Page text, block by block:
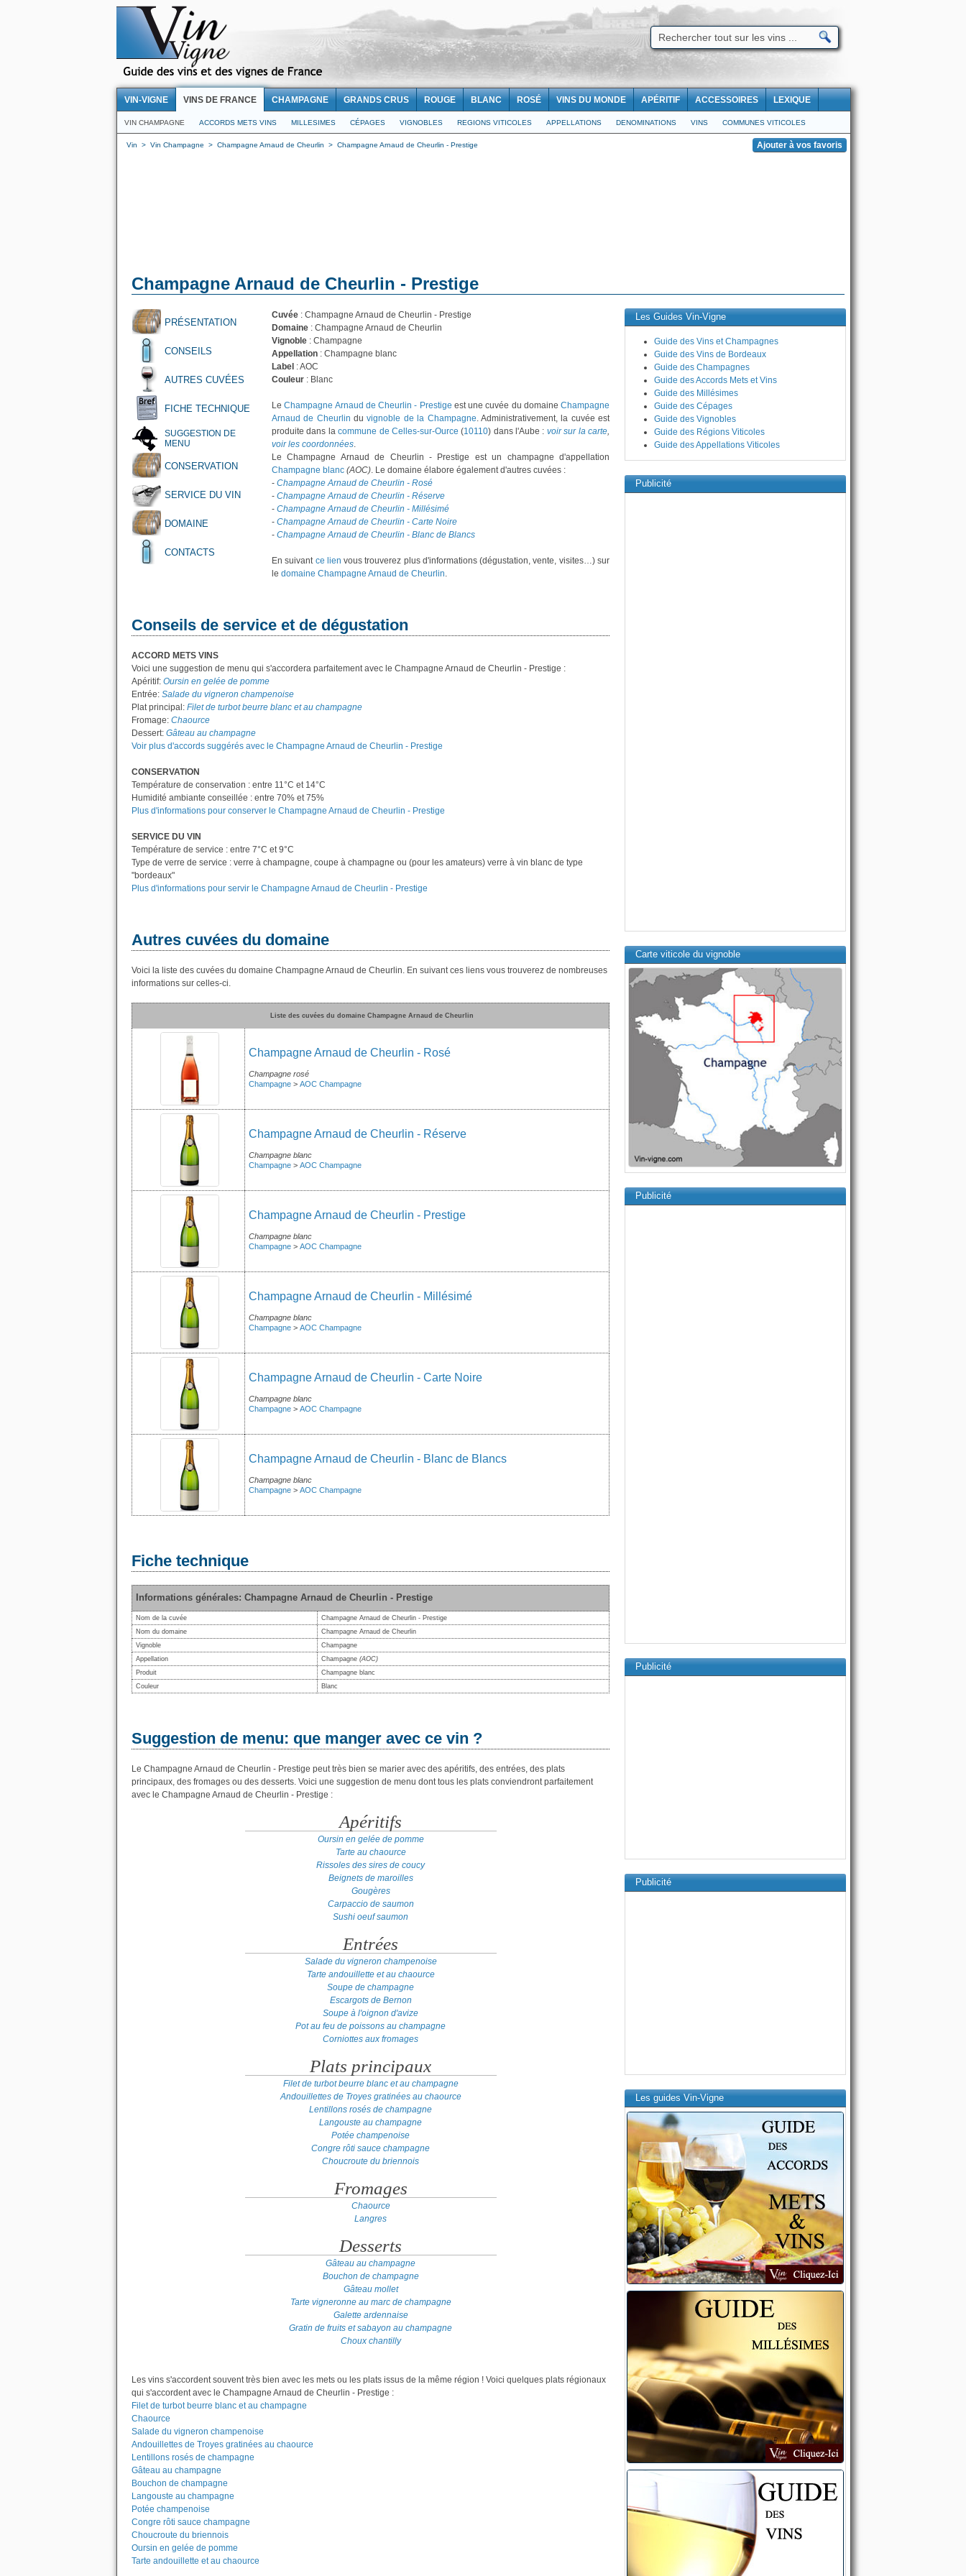
VIN-VIGNE VINS DE FRANCE CHAMPAGNE GRANDS CRUS ROUGE BLANC ROSÉ VINS DU MONDE APÉRITIF ACCESSOIRES LEXIQUE
VIN CHAMPAGNE ACCORDS METS VINS MILLESIMES CÉPAGES VIGNOBLES REGIONS VITICOLES APPELLATIONS DENOMINATIONS VINS COMMUNES VITICOLES
Vin > Vin Champagne > Champagne Arnaud de Cheurlin > Champagne Arnaud de Cheurlin - Prestige
Champagne Arnaud de Cheurlin - Prestige
PRÉSENTATION
CONSEILS
AUTRES CUVÉES
FICHE TECHNIQUE
SUGGESTION DE
MENU
CONSERVATION
SERVICE DU VIN
DOMAINE
CONTACTS
Cuvée : Champagne Arnaud de Cheurlin - Prestige
Domaine : Champagne Arnaud de Cheurlin
Vignoble : Champagne
Appellation : Champagne blanc
Label : AOC
Couleur : Blanc
LeChampagne Arnaud de Cheurlin - Prestige est une cuvée du domaine Champagne
Arnaud de Cheurlin duvignoble de la Champagne. Administrativement, la cuvée est
produite dans lacommune de Celles-sur-Ource (10110) dans l'Aube : voir sur la carte,
voir les coordonnées.
Le Champagne Arnaud de Cheurlin - Prestige est un champagne d'appellation
Champagne blanc (AOC). Le domaine élabore également d'autres cuvées :
- Champagne Arnaud de Cheurlin - Rosé
- Champagne Arnaud de Cheurlin - Réserve
- Champagne Arnaud de Cheurlin - Millésimé
- Champagne Arnaud de Cheurlin - Carte Noire
- Champagne Arnaud de Cheurlin - Blanc de Blancs
En suivant ce lien vous trouverez plus d'informations (dégustation, vente, visites…) sur
le domaine Champagne Arnaud de Cheurlin.
Conseils de service et de dégustation
ACCORD METS VINS
Voici une suggestion de menu qui s'accordera parfaitement avec le Champagne Arnaud de Cheurlin - Prestige :
Apéritif: Oursin en gelée de pomme
Entrée: Salade du vigneron champenoise
Plat principal: Filet de turbot beurre blanc et au champagne
Fromage: Chaource
Dessert: Gâteau au champagne
Voir plus d'accords suggérés avec le Champagne Arnaud de Cheurlin - Prestige
CONSERVATION
Température de conservation : entre 11°C et 14°C
Humidité ambiante conseillée : entre 70% et 75%
Plus d'informations pour conserver le Champagne Arnaud de Cheurlin - Prestige
SERVICE DU VIN
Température de service : entre 7°C et 9°C
Type de verre de service : verre à champagne, coupe à champagne ou (pour les amateurs) verre à vin blanc de type
"bordeaux"
Plus d'informations pour servir le Champagne Arnaud de Cheurlin - Prestige
Autres cuvées du domaine
Voici la liste des cuvées du domaine Champagne Arnaud de Cheurlin. En suivant ces liens vous trouverez de nombreuses
informations sur celles-ci.
Liste des cuvées du domaine Champagne Arnaud de Cheurlin
Champagne Arnaud de Cheurlin - Rosé
Champagne rosé
Champagne > AOC Champagne
Champagne Arnaud de Cheurlin - Réserve
Champagne blanc
Champagne > AOC Champagne
Champagne Arnaud de Cheurlin - Prestige
Champagne blanc
Champagne > AOC Champagne
Champagne Arnaud de Cheurlin - Millésimé
Champagne blanc
Champagne > AOC Champagne
Champagne Arnaud de Cheurlin - Carte Noire
Champagne blanc
Champagne > AOC Champagne
Champagne Arnaud de Cheurlin - Blanc de Blancs
Champagne blanc
Champagne > AOC Champagne
Fiche technique
Informations générales: Champagne Arnaud de Cheurlin - Prestige
Nom de la cuvée
Champagne Arnaud de Cheurlin - Prestige
Nom du domaine
Champagne Arnaud de Cheurlin
Vignoble
Champagne
Appellation
Champagne (AOC)
Produit
Champagne blanc
Couleur
Blanc
Suggestion de menu: que manger avec ce vin ?
Le Champagne Arnaud de Cheurlin - Prestige peut très bien se marier avec des apéritifs, des entrées, des plats
principaux, des fromages ou des desserts. Voici une suggestion de menu dont tous les plats conviendront parfaitement
avec le Champagne Arnaud de Cheurlin - Prestige :
Apéritifs
Oursin en gelée de pomme
Tarte au chaource
Rissoles des sires de coucy
Beignets de maroilles
Gougères
Carpaccio de saumon
Sushi oeuf saumon
Entrées
Salade du vigneron champenoise
Tarte andouillette et au chaource
Soupe de champagne
Escargots de Bernon
Soupe à l'oignon d'avize
Pot au feu de poissons au champagne
Corniottes aux fromages
Plats principaux
Filet de turbot beurre blanc et au champagne
Andouillettes de Troyes gratinées au chaource
Lentillons rosés de champagne
Langouste au champagne
Potée champenoise
Congre rôti sauce champagne
Choucroute du briennois
Fromages
Chaource
Langres
Desserts
Gâteau au champagne
Bouchon de champagne
Gâteau mollet
Tarte vigneronne au marc de champagne
Galette ardennaise
Gratin de fruits et sabayon au champagne
Choux chantilly
Les vins s'accordent souvent très bien avec les mets ou les plats issus de la même région ! Voici quelques plats régionaux
qui s'accordent avec le Champagne Arnaud de Cheurlin - Prestige :
Filet de turbot beurre blanc et au champagne
Chaource
Salade du vigneron champenoise
Andouillettes de Troyes gratinées au chaource
Lentillons rosés de champagne
Gâteau au champagne
Bouchon de champagne
Langouste au champagne
Potée champenoise
Congre rôti sauce champagne
Choucroute du briennois
Oursin en gelée de pomme
Tarte andouillette et au chaource
Les Guides Vin-Vigne
Guide des Vins et Champagnes
Guide des Vins de Bordeaux
Guide des Champagnes
Guide des Accords Mets et Vins
Guide des Millésimes
Guide des Cépages
Guide des Vignobles
Guide des Régions Viticoles
Guide des Appellations Viticoles
Publicité
Carte viticole du vignoble
Publicité
Publicité
Publicité
Les guides Vin-Vigne